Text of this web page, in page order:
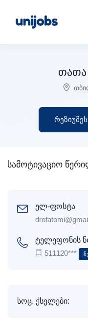
თათა
სამოტივაციო
ელ-ფოსტა
ტელეფონის
511120***
სოც. ქსელები: